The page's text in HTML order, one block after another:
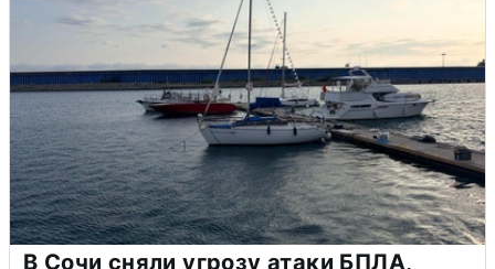
В Сочи сняли угрозу атаки БПЛА,